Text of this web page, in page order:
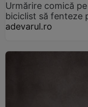
Urmărire comică
biciclist să fenteze
adevarul.ro